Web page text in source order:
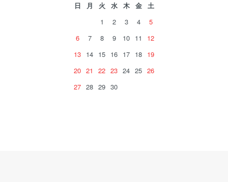
日 月 火 水 木 金
土
1
2 3 4
5
6
7 8 9 10 11
12
13 14 15 16 17 18 19
20 21 22 23 24 25 26
27 28 29 30